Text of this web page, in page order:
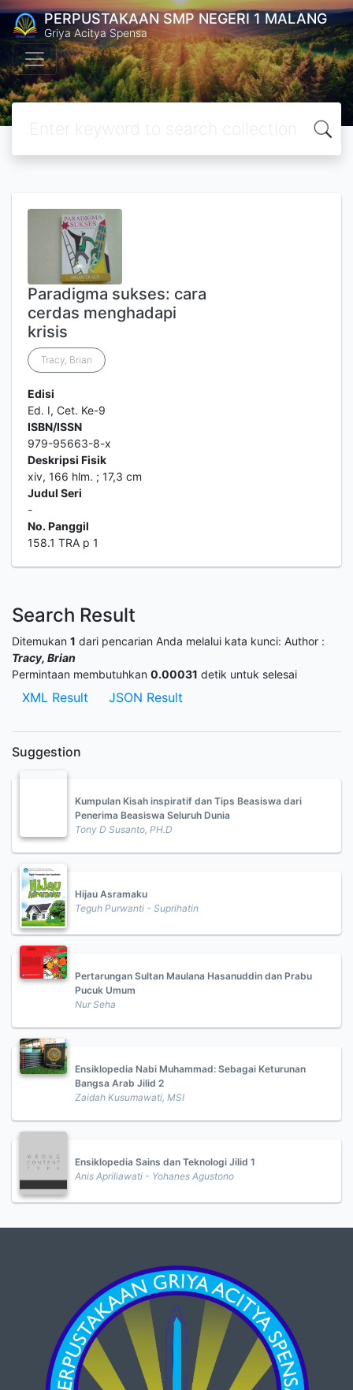
PERPUSTAKAAN SMP NEGERI 1 MALANG
Griya Acitya Spensa
Paradigma sukses: cara
cerdas menghadapi
krisis
Tracy, Brian
Edisi
Ed. I, Cet. Ke-9
ISBN/ISSN
979-95663-8-x
Deskripsi Fisik
xiv, 166 hlm. ; 17,3 cm
Judul Seri
-
No. Panggil
158.1 TRA p 1
Search Result
Ditemukan 1 dari pencarian Anda melalui kata kunci: Author :
Tracy, Brian
Permintaan membutuhkan 0.00031 detik untuk selesai
XML Result JSON Result
Suggestion
Kumpulan Kisah inspiratif dan Tips Beasiswa dari
Penerima Beasiswa Seluruh Dunia
Tony D Susanto, PH.D
Hijau Asramaku
Teguh Purwanti - Suprihatin
Pertarungan Sultan Maulana Hasanuddin dan Prabu
Pucuk Umum
Nur Seha
Ensiklopedia Nabi Muhammad: Sebagai Keturunan
Bangsa Arab Jilid 2
Zaidah Kusumawati, MSI
Ensiklopedia Sains dan Teknologi Jilid 1
Anis Apriliawati - Yohanes Agustono